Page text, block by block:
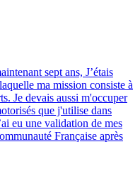
sept ans, J’étais
ma mission consiste à
Je devais aussi m'occuper
que j'utilise dans
eu une validation de mes
Française après